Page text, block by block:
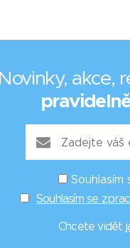
akce,
Souhlasím
Souhlasím se
Chcete vidět